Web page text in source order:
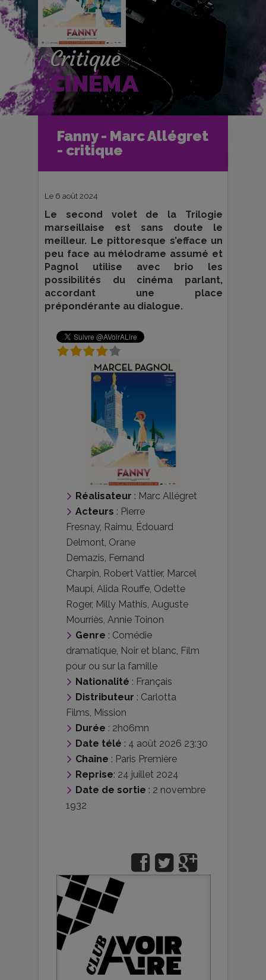
Critique
CINÉMA
Fanny - Marc Allégret
- critique
Accueil
Cinéma
Critiques et fiches films
Ciné-Club
Fanny - Marc Allégret - critique
Le 6 août 2024
Le second volet de la Trilogie
marseillaise est sans doute le
meilleur. Le pittoresque s’efface un
peu face au mélodrame assumé et
Pagnol utilise avec brio les
possibilités du cinéma parlant,
accordant une place
prépondérante au dialogue.
Réalisateur : Marc Allégret
Acteurs : Pierre
Fresnay, Raimu Édouard
Delmont Orane
Demazis Fernand
Charpin Robert Vattier, Marcel
Maupi Alida Rouffe Odette
Roger, Milly Mathis Auguste
Mourriès Annie Toinon
Genre : Comédie
dramatique Noir et blanc Film
pour ou sur la famille
Nationalité : Français
Distributeur : Carlotta
Films Mission
Durée : 2h06mn
Date télé : 4 août 2026 23:30
Chaîne : Paris Première
Reprise: 24 juillet 2024
Date de sortie : 2 novembre
1932